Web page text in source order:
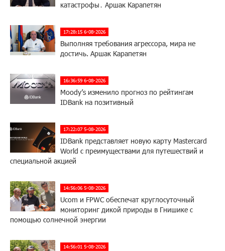
катастрофы․ Аршак Карапетян
17:28:15 6-08-2026
Выполняя требования агрессора, мира не
достичь. Аршак Карапетян
16:36:59 6-08-2026
Moody’s изменило прогноз по рейтингам
IDBank на позитивный
17:22:07 5-08-2026
IDBank представляет новую карту Mastercard
World с преимуществами для путешествий и
специальной акцией
14:56:06 5-08-2026
Ucom и FPWC обеспечат круглосуточный
мониторинг дикой природы в Гнишике с
помощью солнечной энергии
14:56:01 5-08-2026